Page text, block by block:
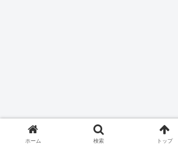
ホーム 検索 トップ